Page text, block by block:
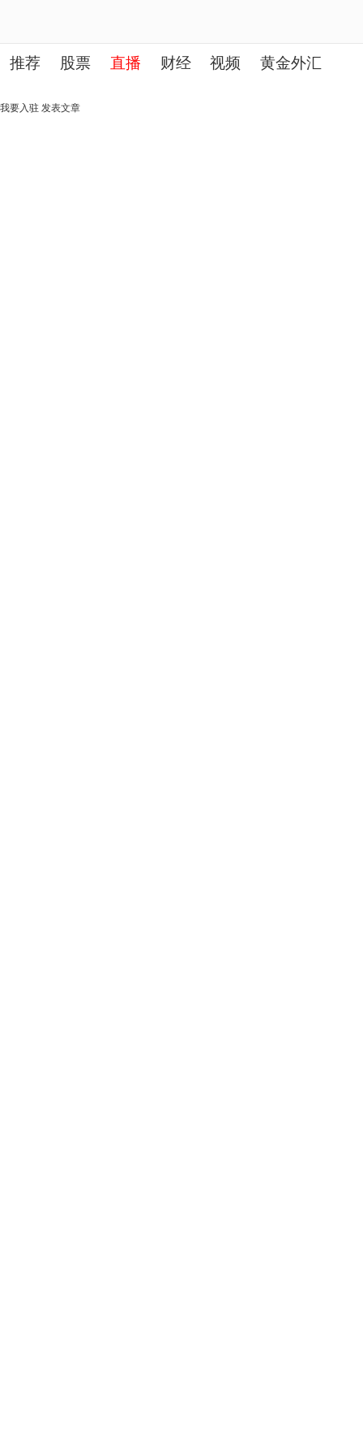
推荐 股票 直播 财经 视频 黄金外汇
理财 行业
我要入驻 发表文章